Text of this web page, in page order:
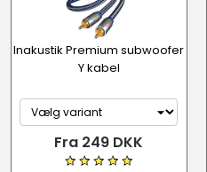
Inakustik Premium subwoofer
Y kabel
Fra 249 DKK